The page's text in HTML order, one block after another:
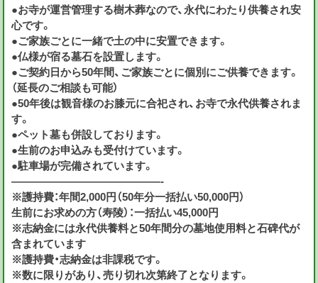
●お寺が運営管理する樹木葬なので、永代にわたり供養され安
心です。
●ご家族ごとに一緒で土の中に安置できます。
●仏様が宿る墓石を設置します。
●ご契約日から50年間、ご家族ごとに個別にご供養できます。
（延長のご相談も可能）
●50年後は観音様のお膝元に合祀され、お寺で永代供養されま
す。
●ペット墓も併設しております。
●生前のお申込みも受付けています。
●駐車場が完備されています。
——————————————-
※護持費：年間2,000円（50年分一括払い50,000円）
生前にお求めの方（寿陵）：一括払い45,000円
※志納金には永代供養料と50年間分の墓地使用料と石碑代が
含まれています
※護持費・志納金は非課税です。
※数に限りがあり、売り切れ次第終了となります。